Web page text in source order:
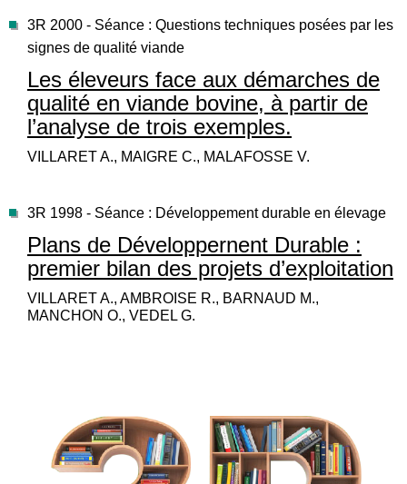
3R 2000 - Séance : Questions techniques posées par les
signes de qualité viande
Les éleveurs face aux démarches de
qualité en viande bovine, à partir de
l’analyse de trois exemples.
VILLARET A., MAIGRE C., MALAFOSSE V.
3R 1998 - Séance : Développement durable en élevage
Plans de Développernent Durable :
premier bilan des projets d’exploitation
VILLARET A., AMBROISE R., BARNAUD M.,
MANCHON O., VEDEL G.